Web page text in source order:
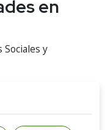
en
Sociales y